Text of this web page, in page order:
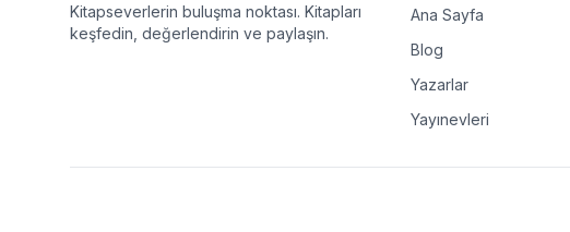
Kitapseverlerin buluşma noktası. Kitapları
keşfedin, değerlendirin ve paylaşın.
Ana Sayfa
Blog
Yazarlar
Yayınevleri